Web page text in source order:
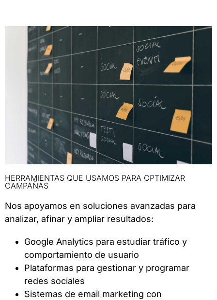
HERRAMIENTAS QUE USAMOS PARA OPTIMIZAR
CAMPAÑAS
Nos apoyamos en soluciones avanzadas para
analizar, afinar y ampliar resultados:
Google Analytics para estudiar tráfico y
comportamiento de usuario
Plataformas para gestionar y programar
redes sociales
Sistemas de email marketing con